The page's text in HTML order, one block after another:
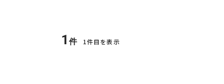
1件 1件目を表示